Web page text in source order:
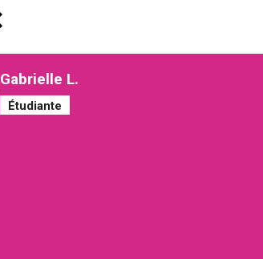
Gabrielle L.
Étudiante